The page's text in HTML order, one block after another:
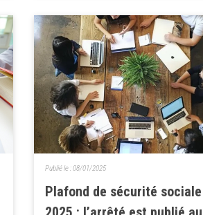
Plafond de sécurité
Publié le :08/01/2025